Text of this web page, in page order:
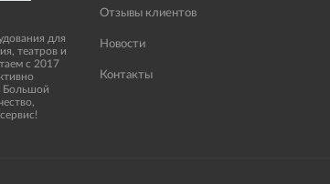
для
театров и
с 2017
Большой
Отзывы клиентов
Новости
Контакты